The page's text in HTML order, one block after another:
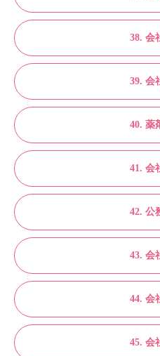
38. 会
39. 会
40. 薬
41. 会
42. 公
43. 会
44. 会
45. 会